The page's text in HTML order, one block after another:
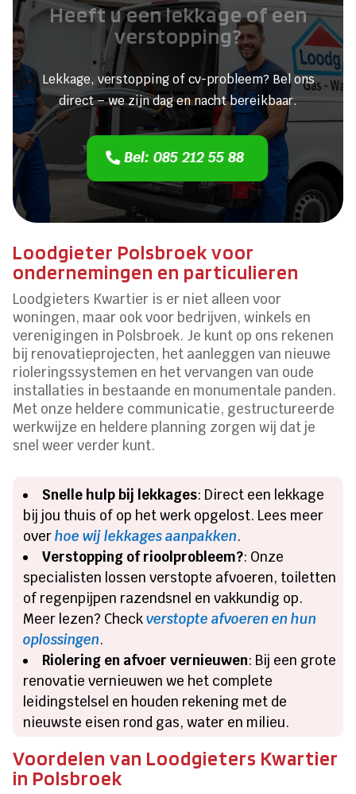
Heeft u een lekkage of een
verstopping?
Lekkage, verstopping of cv-probleem? Bel ons
direct – we zijn dag en nacht bereikbaar.
Bel: 085 212 55 88
Loodgieter Polsbroek voor
ondernemingen en particulieren
Loodgieters Kwartier is er niet alleen voor
woningen, maar ook voor bedrijven, winkels en
verenigingen in Polsbroek. Je kunt op ons rekenen
bij renovatieprojecten, het aanleggen van nieuwe
rioleringssystemen en het vervangen van oude
installaties in bestaande en monumentale panden.
Met onze heldere communicatie, gestructureerde
werkwijze en heldere planning zorgen wij dat je
snel weer verder kunt.
Snelle hulp bij lekkages: Direct een lekkage
bij jou thuis of op het werk opgelost. Lees meer
overhoe wij lekkages aanpakken.
Verstopping of rioolprobleem?: Onze
specialisten lossen verstopte afvoeren, toiletten
of regenpijpen razendsnel en vakkundig op.
Meer lezen? Checkverstopte afvoeren en hun
oplossingen.
Riolering en afvoer vernieuwen: Bij een grote
renovatie vernieuwen we het complete
leidingstelsel en houden rekening met de
nieuwste eisen rond gas, water en milieu.
Voordelen van Loodgieters Kwartier
in Polsbroek